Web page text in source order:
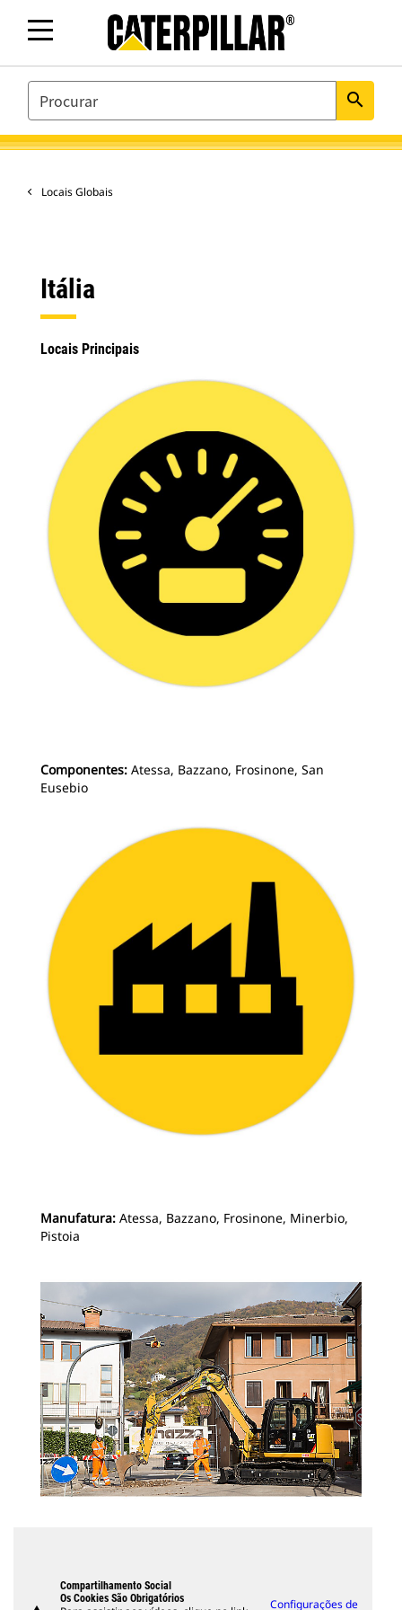
SEARCH search
Locais Globais
Itália
Locais Principais
Componentes: Atessa, Bazzano, Frosinone, San
Eusebio
Manufatura: Atessa, Bazzano, Frosinone, Minerbio,
Pistoia
Compartilhamento Social
Os Cookies São Obrigatórios
Configurações de